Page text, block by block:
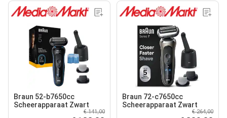
Braun 52-b7650cc
Scheerapparaat Zwart
€ 141,00
Braun 72-c7650cc
Scheerapparaat Zwart
€ 264,00